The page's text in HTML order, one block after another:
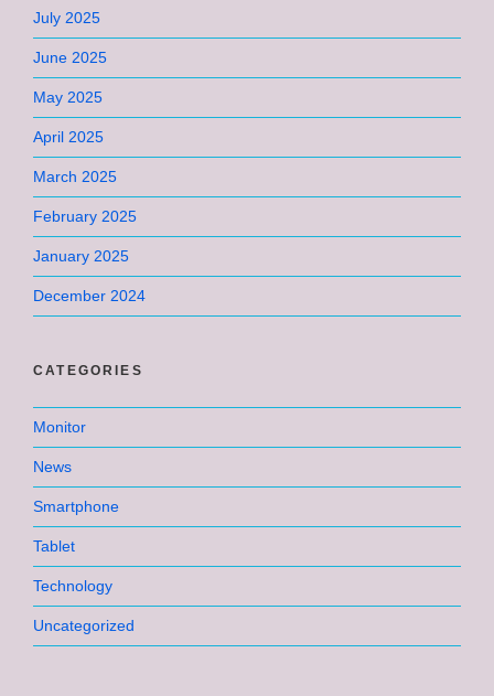
July 2025
June 2025
May 2025
April 2025
March 2025
February 2025
January 2025
December 2024
CATEGORIES
Monitor
News
Smartphone
Tablet
Technology
Uncategorized